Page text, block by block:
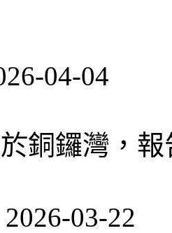
04-04
銅鑼灣，
2026-03-22